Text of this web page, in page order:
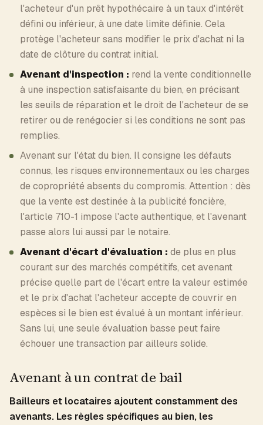
l'acheteur d'un prêt hypothécaire à un taux d'intérêt
défini ou inférieur, à une date limite définie. Cela
protège l'acheteur sans modifier le prix d'achat ni la
date de clôture du contrat initial.
Avenant d'inspection : rend la vente conditionnelle
à une inspection satisfaisante du bien, en précisant
les seuils de réparation et le droit de l'acheteur de se
retirer ou de renégocier si les conditions ne sont pas
remplies.
Avenant sur l'état du bien. Il consigne les défauts
connus, les risques environnementaux ou les charges
de copropriété absents du compromis. Attention : dès
que la vente est destinée à la publicité foncière,
l'article 710-1 impose l'acte authentique, et l'avenant
passe alors lui aussi par le notaire.
Avenant d'écart d'évaluation : de plus en plus
courant sur des marchés compétitifs, cet avenant
précise quelle part de l'écart entre la valeur estimée
et le prix d'achat l'acheteur accepte de couvrir en
espèces si le bien est évalué à un montant inférieur.
Sans lui, une seule évaluation basse peut faire
échouer une transaction par ailleurs solide.
Avenant à un contrat de bail
Bailleurs et locataires ajoutent constamment des
avenants. Les règles spécifiques au bien, les